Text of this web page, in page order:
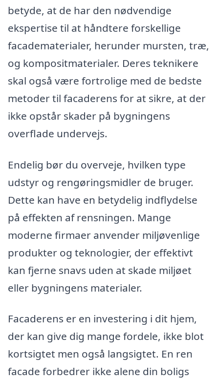
betyde, at de har den nødvendige
ekspertise til at håndtere forskellige
facadematerialer, herunder mursten, træ,
og kompositmaterialer. Deres teknikere
skal også være fortrolige med de bedste
metoder til facaderens for at sikre, at der
ikke opstår skader på bygningens
overflade undervejs.
Endelig bør du overveje, hvilken type
udstyr og rengøringsmidler de bruger.
Dette kan have en betydelig indflydelse
på effekten af rensningen. Mange
moderne firmaer anvender miljøvenlige
produkter og teknologier, der effektivt
kan fjerne snavs uden at skade miljøet
eller bygningens materialer.
Facaderens er en investering i dit hjem,
der kan give dig mange fordele, ikke blot
kortsigtet men også langsigtet. En ren
facade forbedrer ikke alene din boligs